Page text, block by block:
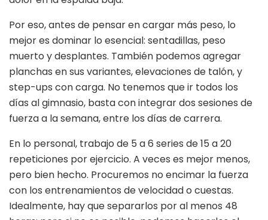
Por eso, antes de pensar en cargar más peso, lo
mejor es dominar lo esencial: sentadillas, peso
muerto y desplantes. También podemos agregar
planchas en sus variantes, elevaciones de talón, y
step-ups con carga. No tenemos que ir todos los
días al gimnasio, basta con integrar dos sesiones de
fuerza a la semana, entre los días de carrera.
En lo personal, trabajo de 5 a 6 series de 15 a 20
repeticiones por ejercicio. A veces es mejor menos,
pero bien hecho. Procuremos no encimar la fuerza
con los entrenamientos de velocidad o cuestas.
Idealmente, hay que separarlos por al menos 48